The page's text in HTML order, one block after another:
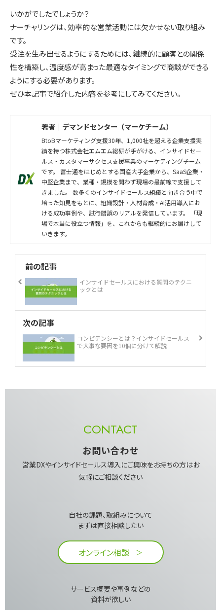
いかがでしたでしょうか？
ナーチャリングは、効率的な営業活動には欠かせない取り組み
です。
受注を生み出せるようにするためには、継続的に顧客との関係
性を構築し、温度感が高まった最適なタイミングで商談ができる
ようにする必要があります。
ぜひ本記事で紹介した内容を参考にしてみてください。
著者｜デマンドセンター（マーケチーム）
BtoBマーケティング支援30年、1,000社を超える企業支援実
績を持つ株式会社エムエム総研が手がける、インサイドセー
ルス・カスタマーサクセス支援事業のマーケティングチーム
です。 富士通をはじめとする国産大手企業から、SaaS企業・
中堅企業まで、業種・規模を問わず現場の最前線で支援して
きました。 数多くのインサイドセールス組織と向き合う中で
培った知見をもとに、組織設計・人材育成・AI活用導入にお
ける成功事例や、試行錯誤のリアルを発信しています。 「現
場で本当に役立つ情報」を、これからも継続的にお届けして
いきます。
前の記事
インサイドセールスにおける質問のテクニ
ックとは
次の記事
コンピテンシーとは？インサイドセールス
で大事な要因を10個に分けて解説
CONTACT
お問い合わせ
営業DXやインサイドセールス導入にご興味を​お持ちの方はお
気軽にご相談ください
自社の課題、取組みについて​
まずは直接相談したい​
オンライン相談
サービス概要や事例などの
資料が欲しい​